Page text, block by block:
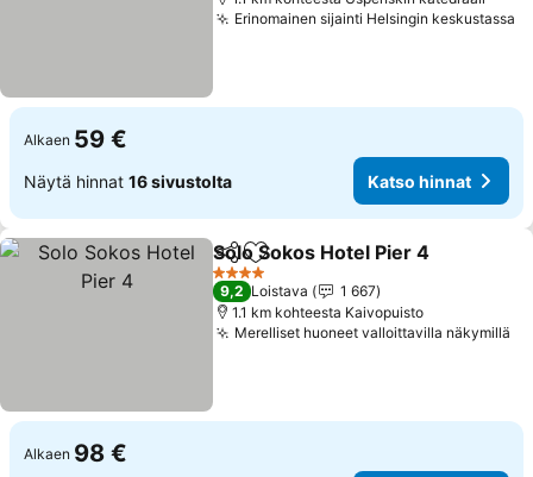
Erinomainen sijainti Helsingin keskustassa
Alkaen 59 €
Näytä hinnat 16 sivustolta Katso hinnat
Jaa Lisää suosikkeihin
Solo Sokos Hotel Pier 4
4 Tähtiluokitus
9,2 Loistava
1 667
1.1 km kohteesta Kaivopuisto
Merelliset huoneet valloittavilla näkymillä
Alkaen 98 €